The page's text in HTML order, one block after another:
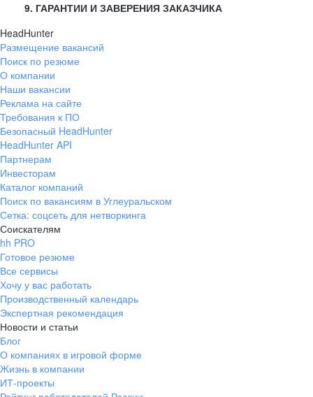
9. ГАРАНТИИ И ЗАВЕРЕНИЯ ЗАКАЗЧИКА
HeadHunter
Размещение вакансий
Поиск по резюме
О компании
Наши вакансии
Реклама на сайте
Требования к ПО
Безопасный HeadHunter
HeadHunter API
Партнерам
Инвесторам
Каталог компаний
Поиск по вакансиям в Углеуральском
Сетка: соцсеть для нетворкинга
Соискателям
hh PRO
Готовое резюме
Все сервисы
Хочу у вас работать
Производственный календарь
Экспертная рекомендация
Новости и статьи
Блог
О компаниях в игровой форме
Жизнь в компании
ИТ-проекты